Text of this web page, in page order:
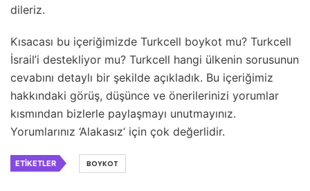
dileriz.
Kısacası bu içeriğimizde Turkcell boykot mu? Turkcell
İsrail’i destekliyor mu? Turkcell hangi ülkenin sorusunun
cevabını detaylı bir şekilde açıkladık. Bu içeriğimiz
hakkındaki görüş, düşünce ve önerilerinizi yorumlar
kısmından bizlerle paylaşmayı unutmayınız.
Yorumlarınız ‘Alakasız‘ için çok değerlidir.
ETIKETLER BOYKOT